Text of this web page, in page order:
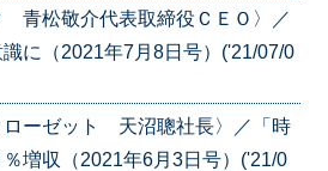
青松敬介代表取締役ＣＥＯ〉／
に（2021年7月8日号）('21/07/0
ーゼット 天沼聰社長〉／「時
増収（2021年6月3日号）('21/0